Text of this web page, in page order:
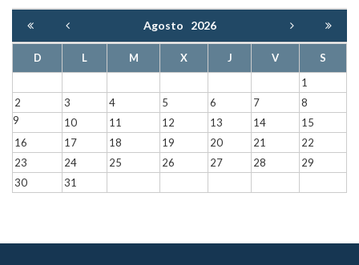
Agosto 2026
D L M X J V
S
1
2
3 4 5 6 7
8
9
10 11 12 13 14
15
16
17 18 19 20 21
22
23
24 25 26 27 28
29
30
31